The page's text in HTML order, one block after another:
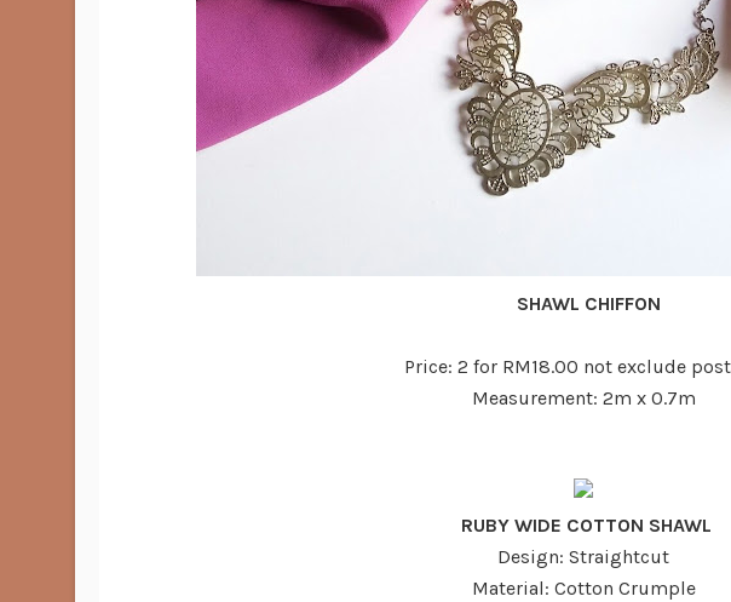
SHAWL CHIFFON
Price: 2 for RM18.00 not exclude
Measurement: 2m x 0.7m
RUBY WIDE COTTON SHAWL
Design: Straightcut
Material: Cotton Crumple